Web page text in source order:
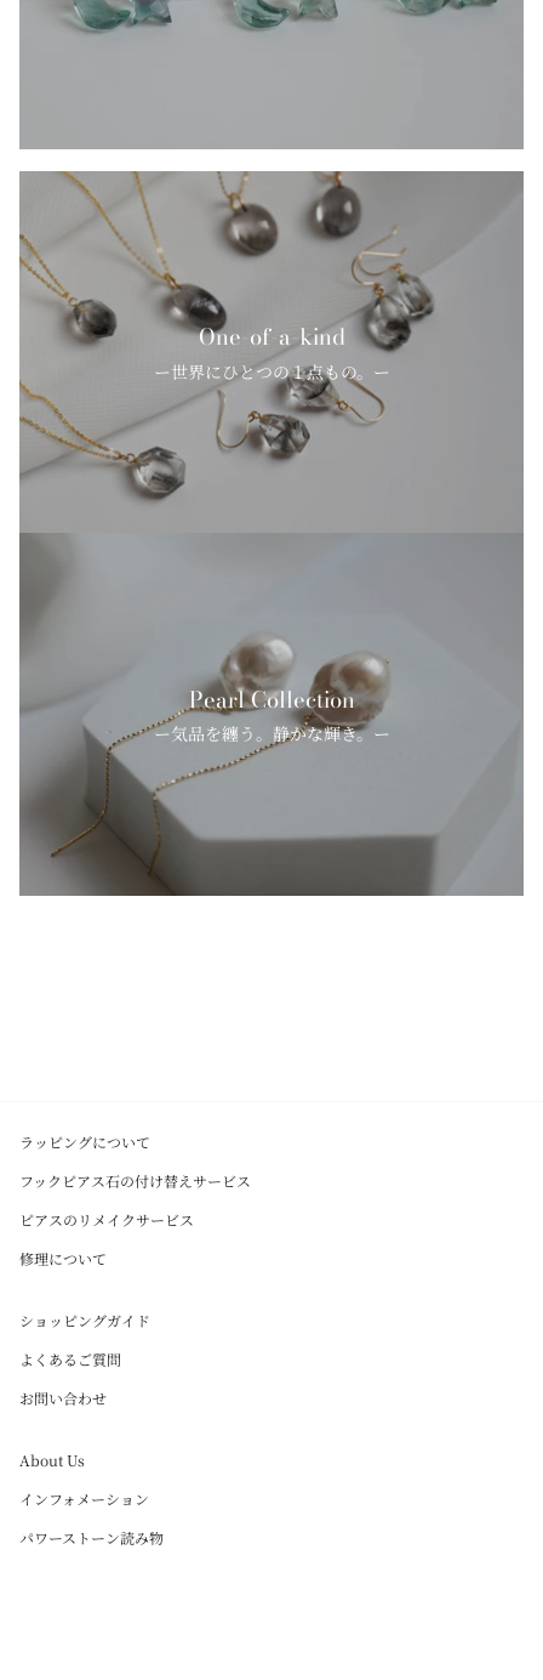
One-of-a-kind
ー世界にひとつの１点もの。ー
Pearl Collection
ー気品を纏う。静かな輝き。ー
ラッピングについて
フックピアス石の付け替えサービス
ピアスのリメイクサービス
修理について
ショッピングガイド
よくあるご質問
お問い合わせ
About Us
インフォメーション
パワーストーン読み物